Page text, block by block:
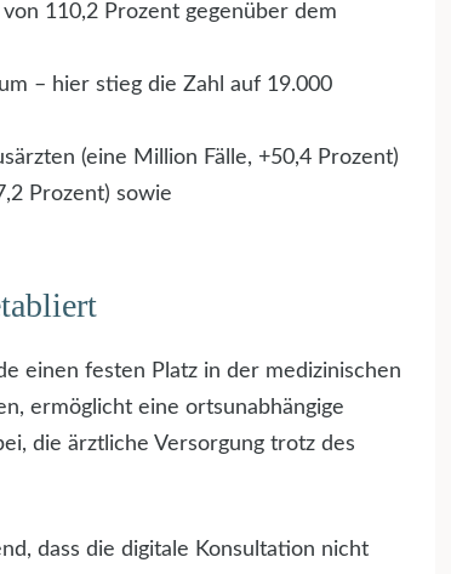
110,2 Prozent gegenüber dem
– hier stieg die Zahl auf 19.000
(eine Million Fälle, +50,4 Prozent)
Prozent) sowie
einen festen Platz in der medizinischen
ermöglicht eine ortsunabhängige
die ärztliche Versorgung trotz des
dass die digitale Konsultation nicht